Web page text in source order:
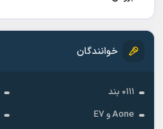
خوانندگان
۰۱۱۱ بند
Aone و E7